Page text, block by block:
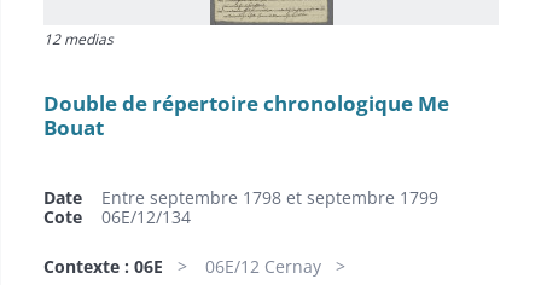
12 medias
Double de répertoire chronologique Me
Bouat
Date
Entre septembre 1798 et septembre 1799
Cote
06E/12/134
Contexte : 06E
06E/12 Cernay